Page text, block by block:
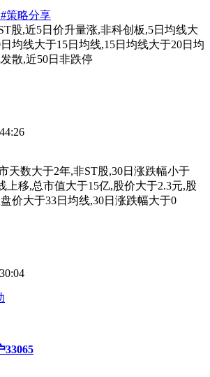
策略分享
股,近5日价升量涨,非科创板,5日均线大
均线大于15日均线,15日均线大于20日均
散,近50日非跌停
天数大于2年,非ST股,30日涨跌幅小于
上移,总市值大于15亿,股价大于2.3元,股
价大于33日均线,30日涨跌幅大于0
33065